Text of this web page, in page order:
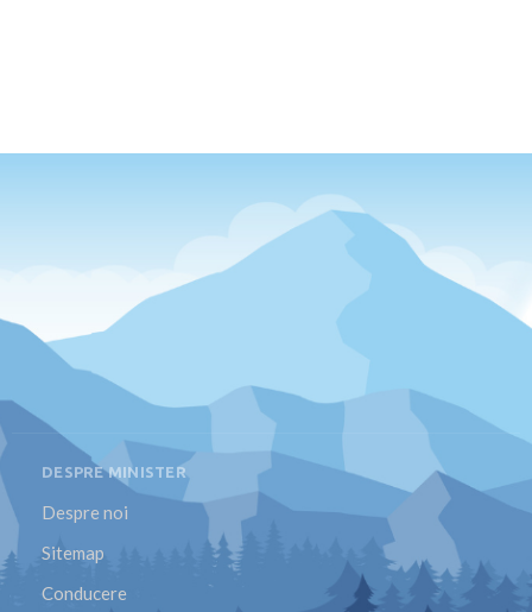
DESPRE MINISTER
Despre noi
Sitemap
Conducere